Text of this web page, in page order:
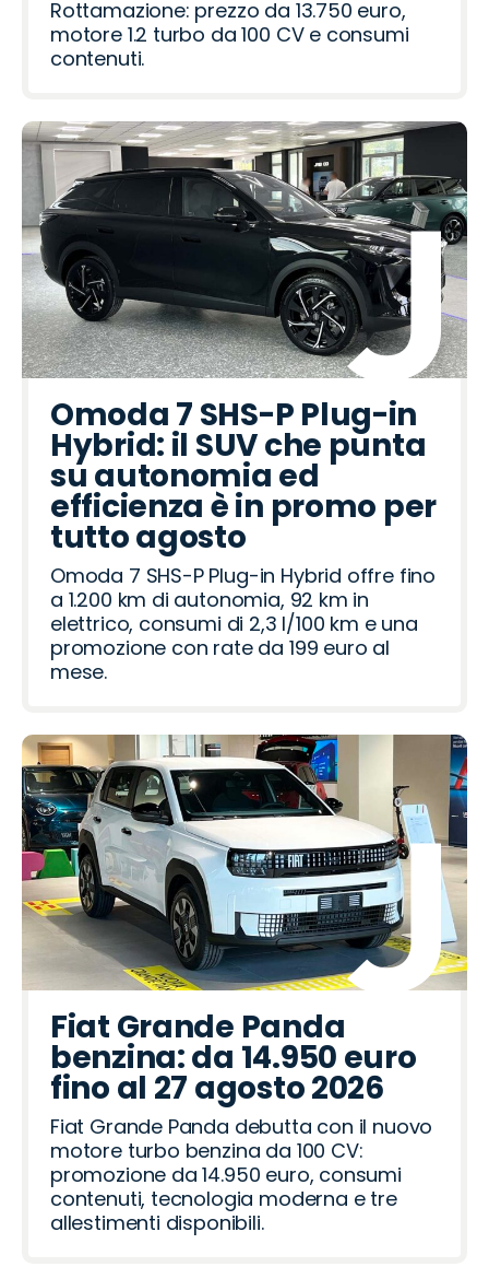
o
r
Rottamazione: prezzo da 13.750 euro,
motore 1.2 turbo da 100 CV e consumi
contenuti.
Omoda 7 SHS-P Plug-in
Hybrid: il SUV che punta
su autonomia ed
efficienza è in promo per
tutto agosto
Omoda 7 SHS-P Plug-in Hybrid offre fino
a 1.200 km di autonomia, 92 km in
elettrico, consumi di 2,3 l/100 km e una
promozione con rate da 199 euro al
mese.
Fiat Grande Panda
benzina: da 14.950 euro
fino al 27 agosto 2026
Fiat Grande Panda debutta con il nuovo
motore turbo benzina da 100 CV:
promozione da 14.950 euro, consumi
contenuti, tecnologia moderna e tre
allestimenti disponibili.